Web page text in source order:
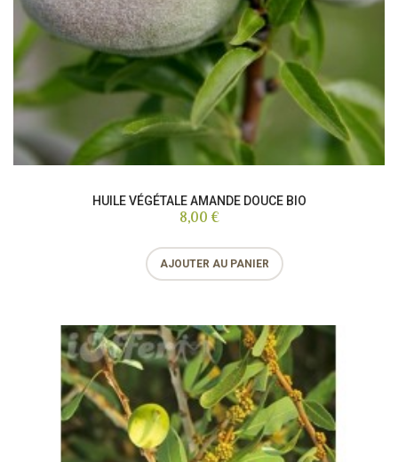
HUILE VÉGÉTALE AMANDE DOUCE BIO
8,00 €
AJOUTER AU PANIER